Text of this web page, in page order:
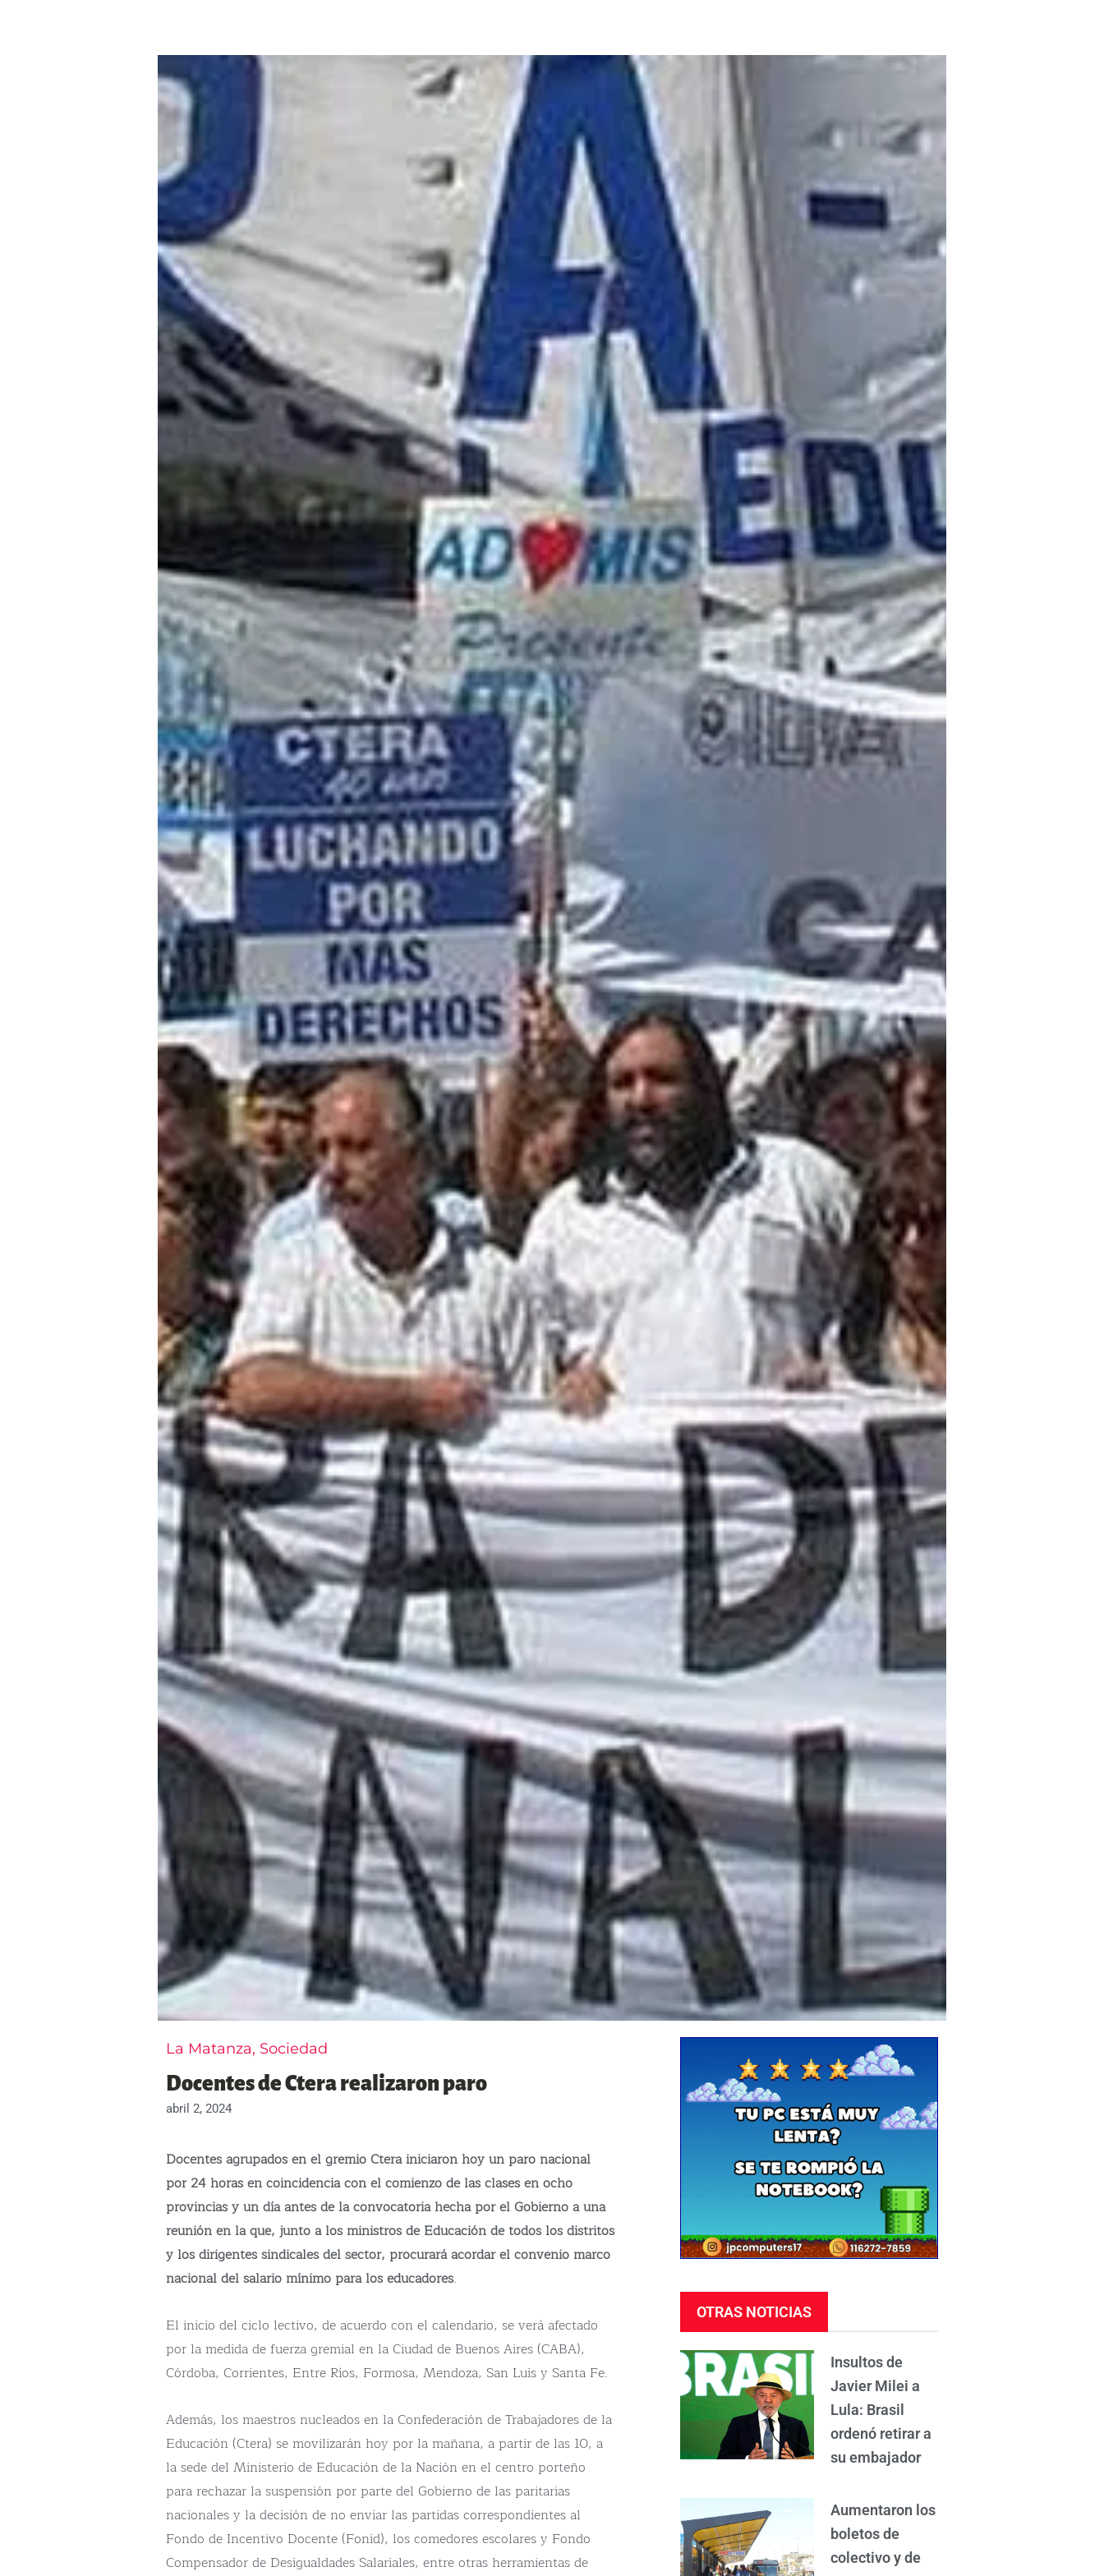
La Matanza, Sociedad
Docentes de Ctera realizaron paro
abril 2, 2024
Docentes agrupados en el gremio Ctera iniciaron hoy un paro nacional
por 24 horas en coincidencia con el comienzo de las clases en ocho
provincias y un día antes de la convocatoria hecha por el Gobierno a una
reunión en la que, junto a los ministros de Educación de todos los distritos
y los dirigentes sindicales del sector, procurará acordar el convenio marco
nacional del salario mínimo para los educadores.
El inicio del ciclo lectivo, de acuerdo con el calendario, se verá afectado
por la medida de fuerza gremial en la Ciudad de Buenos Aires (CABA),
Córdoba, Corrientes, Entre Ríos, Formosa, Mendoza, San Luis y Santa Fe.
Además, los maestros nucleados en la Confederación de Trabajadores de la
Educación (Ctera) se movilizarán hoy por la mañana, a partir de las 10, a
la sede del Ministerio de Educación de la Nación en el centro porteño
para rechazar la suspensión por parte del Gobierno de las paritarias
nacionales y la decisión de no enviar las partidas correspondientes al
Fondo de Incentivo Docente (Fonid), los comedores escolares y Fondo
Compensador de Desigualdades Salariales, entre otras herramientas de
OTRAS NOTICIAS
Insultos de
Javier Milei a
Lula: Brasil
ordenó retirar a
su embajador
Aumentaron los
boletos de
colectivo y de